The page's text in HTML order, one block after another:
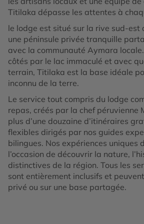
direction d’une clairière d’où nous
l’imposant Nevado Sawasiray,
de la région. Ensuite, nous
progressivement au long d’une
rencontrerons un grand nombre de
Nous passerons par plusieurs lacs
: le grand pic dans le fond et les
tonalités dorées.
Visite de Maras. Pour commencer,
Ollantaytambo, également connu
vivante inca ». De là, nous
archéologique de Moray, un
d’expérimentation agricole où l’on
de la terre sous différents
poursuivrons ensuite notre route
grand lac, lieu idoine pour faire une
avant d’atteindre Chinchero. Le
Titilaka dépasse les attentes à
le lodge est situé sur la rive sud-est
une péninsule privée tranquille
avec la communauté Aymara
côtés par le lac immaculé et avec
terrain, Titilaka est la base idéale
inconnu de la terre.
Le service tout compris du lodge
repas, créés par la chef péruvienne
plus d’une douzaine d’itinéraires
flexibles dirigés par nos guides
bilingues. Nos expériences uniques
l’occasion de découvrir la nature,
distinctives de la région. Tous les
sont entièrement inclusifs et
privé ou sur une base partagée.